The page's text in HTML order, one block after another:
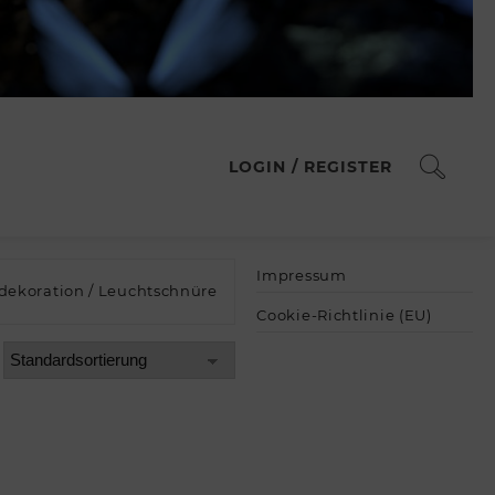
LOGIN / REGISTER
/ Leuchtschnüre
Impressum
Cookie-Richtlinie (EU)